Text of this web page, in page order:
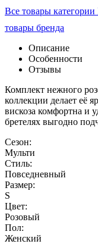
Все товары
товары бренда
Описание
Особенности
Отзывы
Комплект нежного
коллекции делает её
вискоза комфортна и
бретелях выгодно
Сезон:
Мульти
Стиль:
Повседневный
Размер:
S
Цвет:
Розовый
Пол:
Женский